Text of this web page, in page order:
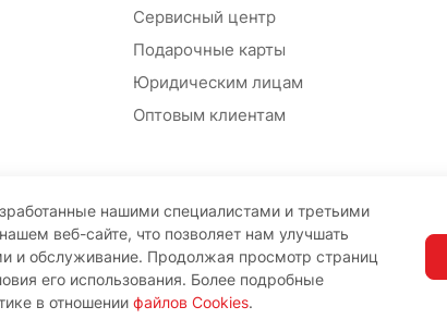
Сервисный центр
Подарочные карты
Юридическим лицам
Оптовым клиентам
нашими специалистами и третьими
веб-сайте, что позволяет нам улучшать
и обслуживание. Продолжая просмотр страниц
его использования. Более подробные
в отношении файлов Cookies.